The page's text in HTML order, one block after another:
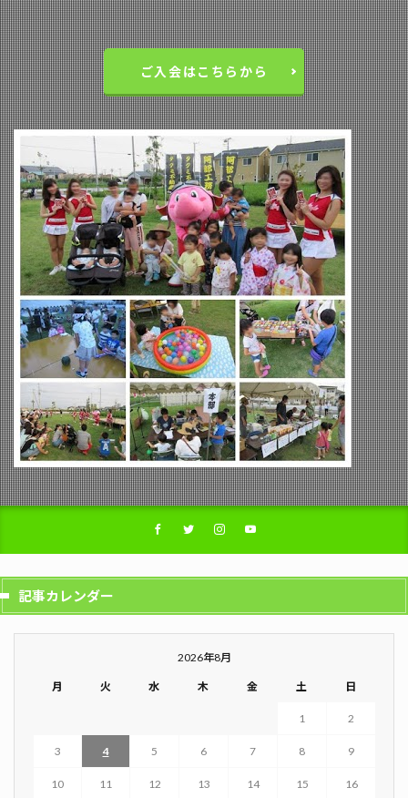
ご入会はこちらから
記事カレンダー
2026年8月
月 火 水 木 金 土 日
1 2
3 4 5 6 7 8 9
10 11 12 13 14 15 16